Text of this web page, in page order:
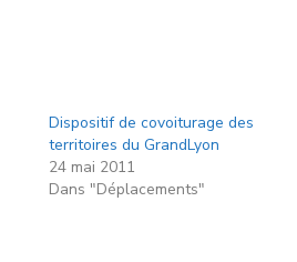
Dispositif de covoiturage des
territoires du GrandLyon
24 mai 2011
Dans "Déplacements"